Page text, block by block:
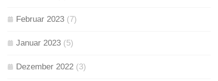
Februar 2023 (7)
Januar 2023 (5)
Dezember 2022 (3)